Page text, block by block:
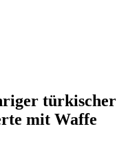
türkischer
mit Waffe